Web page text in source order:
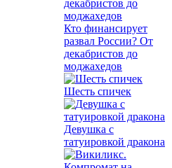
Кто финансирует
развал России? От
декабристов до
моджахедов
Шесть спичек
Девушка с
татуировкой дракона